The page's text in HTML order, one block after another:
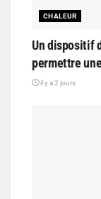
CHALEUR
Un dispositif
permettre
il y a 2 jours